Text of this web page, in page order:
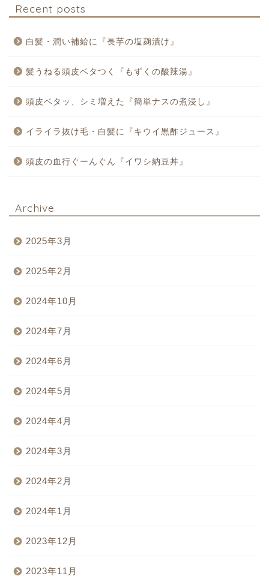
Recent posts
白髪・潤い補給に『長芋の塩麹漬け』
髪うねる頭皮ベタつく『もずくの酸辣湯』
頭皮ベタッ、シミ増えた『簡単ナスの煮浸し』
イライラ抜け毛・白髪に『キウイ黒酢ジュース』
頭皮の血行ぐーんぐん『イワシ納豆丼』
Archive
2025年3月
2025年2月
2024年10月
2024年7月
2024年6月
2024年5月
2024年4月
2024年3月
2024年2月
2024年1月
2023年12月
2023年11月